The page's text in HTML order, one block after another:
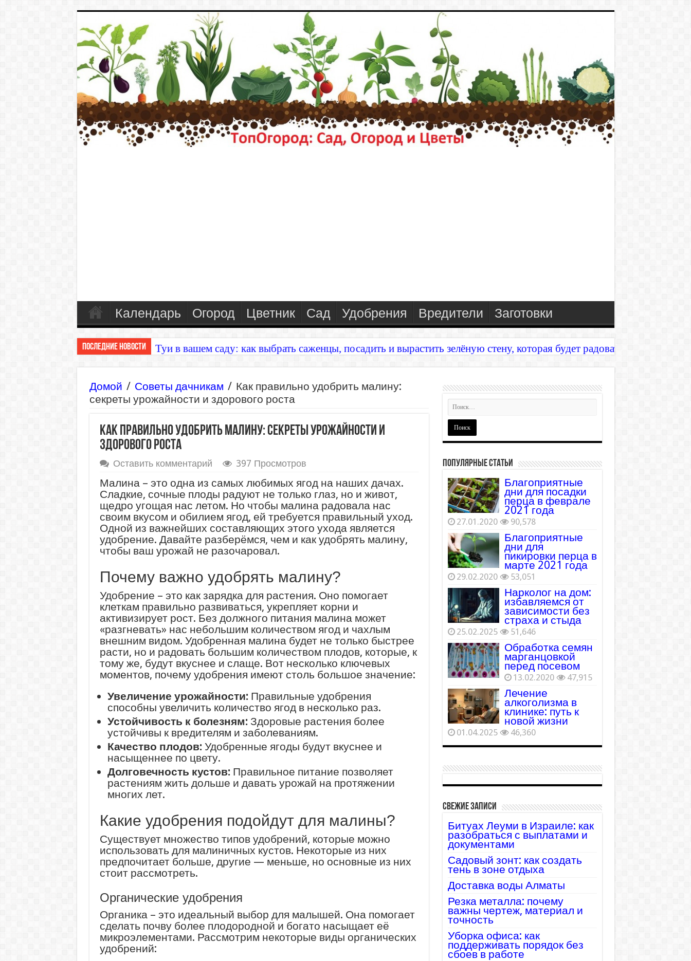
Календарь Огород Цветник Сад Удобрения Вредители Заготовки
Последние Новости Туи в вашем саду: как выбрать саженцы, посадить и вырастить зелёную стену, которая будет радовать годы
Домой / Советы дачникам / Как правильно удобрить малину:
секреты урожайности и здорового роста
Как правильно удобрить малину: секреты урожайности и
здорового роста
Оставить комментарий 397 Просмотров
Малина – это одна из самых любимых ягод на наших дачах.
Сладкие, сочные плоды радуют не только глаз, но и живот,
щедро угощая нас летом. Но чтобы малина радовала нас
своим вкусом и обилием ягод, ей требуется правильный уход.
Одной из важнейших составляющих этого ухода является
удобрение. Давайте разберёмся, чем и как удобрять малину,
чтобы ваш урожай не разочаровал.
Почему важно удобрять малину?
Удобрение – это как зарядка для растения. Оно помогает
клеткам правильно развиваться, укрепляет корни и
активизирует рост. Без должного питания малина может
«разгневать» нас небольшим количеством ягод и чахлым
внешним видом. Удобренная малина будет не только быстрее
расти, но и радовать большим количеством плодов, которые, к
тому же, будут вкуснее и слаще. Вот несколько ключевых
моментов, почему удобрения имеют столь большое значение:
Увеличение урожайности:Правильные удобрения
способны увеличить количество ягод в несколько раз.
Устойчивость к болезням:Здоровые растения более
устойчивы к вредителям и заболеваниям.
Качество плодов:Удобренные ягоды будут вкуснее и
насыщеннее по цвету.
Долговечность кустов:Правильное питание позволяет
растениям жить дольше и давать урожай на протяжении
многих лет.
Какие удобрения подойдут для малины?
Существует множество типов удобрений, которые можно
использовать для малиничных кустов. Некоторые из них
предпочитает больше, другие — меньше, но основные из них
стоит рассмотреть.
Органические удобрения
Органика – это идеальный выбор для малышей. Она помогает
сделать почву более плодородной и богато насыщает её
микроэлементами. Рассмотрим некоторые виды органических
удобрений:
Популярные статьи
Благоприятные
дни для посадки
перца в феврале
2021 года
27.01.2020 90,578
Благоприятные
дни для
пикировки перца в
марте 2021 года
29.02.2020 53,051
Нарколог на дом:
избавляемся от
зависимости без
страха и стыда
25.02.2025 51,646
Обработка семян
марганцовкой
перед посевом
13.02.2020 47,915
Лечение
алкоголизма в
клинике: путь к
новой жизни
01.04.2025 46,360
Свежие записи
Битуах Леуми в Израиле: как
разобраться с выплатами и
документами
Садовый зонт: как создать
тень в зоне отдыха
Доставка воды Алматы
Резка металла: почему
важны чертеж, материал и
точность
Уборка офиса: как
поддерживать порядок без
сбоев в работе